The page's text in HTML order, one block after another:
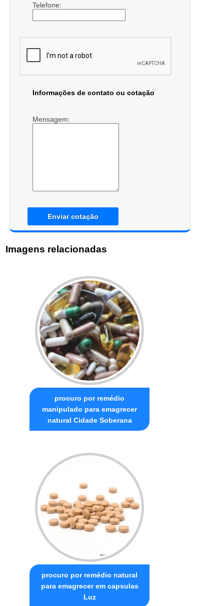
Telefone:
Informações de contato ou cotação
Mensagem:
Enviar cotação
Imagens relacionadas
procuro por remédio
manipulado para emagrecer
natural Cidade Soberana
procuro por remédio natural
para emagrecer em capsulas
Luz